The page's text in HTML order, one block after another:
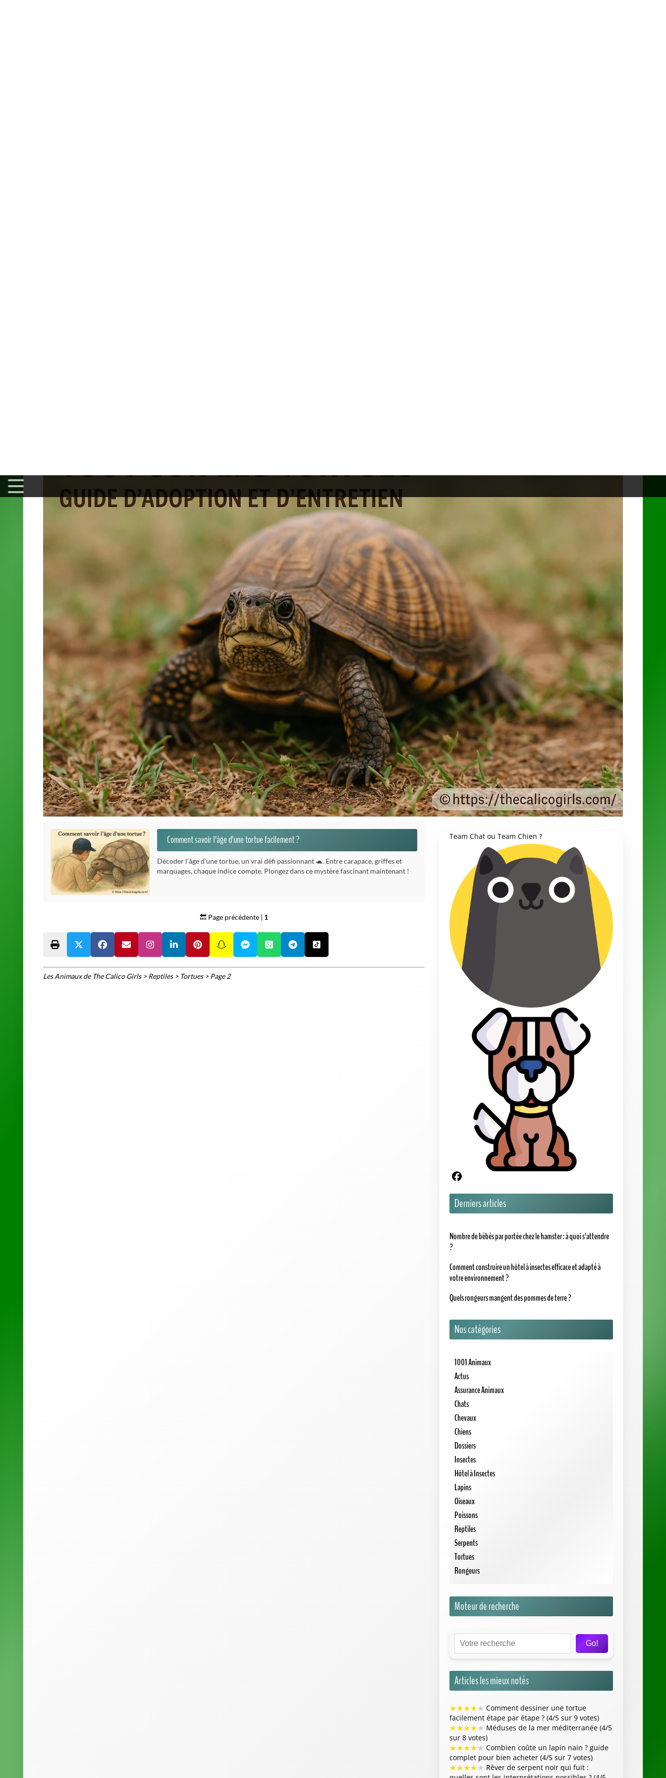
Comment savoir l’âge d’une tortue facilement ?
Décoder l’âge d’une tortue, un vrai défi passionnant 🐢. Entre carapace, griffes et
marquages, chaque indice compte. Plongez dans ce mystère fascinant maintenant !
🔙 Page précédente | 1
Les Animaux de The Calico Girls >Reptiles > Tortues >Page 2
Team Chat ou Team Chien ?
Derniers articles
Nombre de bébés par portée chez le hamster : à quoi s’attendre
?
Comment construire un hôtel à insectes efficace et adapté à
votre environnement ?
Quels rongeurs mangent des pommes de terre ?
Nos catégories
1001 Animaux
Actus
Assurance Animaux
Chats
Chevaux
Chiens
Dossiers
Insectes
Hôtel à Insectes
Lapins
Oiseaux
Poissons
Reptiles
Serpents
Tortues
Rongeurs
Moteur de recherche
Go!
Articles les mieux notés
★★★★★ Comment dessiner une tortue
facilement étape par étape ? (4/5 sur 9 votes)
★★★★★ Méduses de la mer méditerranée (4/5
sur 8 votes)
★★★★★ Combien coûte un lapin nain ? guide
complet pour bien acheter (4/5 sur 7 votes)
★★★★★ Rêver de serpent noir qui fuit :